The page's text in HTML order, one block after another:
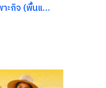
4. ทะเบียนรถยนต์เฉพาะกิจ (พื้นแดง-ตัวหนังสือขาว)